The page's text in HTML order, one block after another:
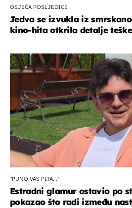
OSJEĆA POSLJEDICE
Jedva se izvukla iz
kino-hita otkrila detalje teške
"PUNO VAS PITA..."
Estradni glamur ostavio po
pokazao što radi između